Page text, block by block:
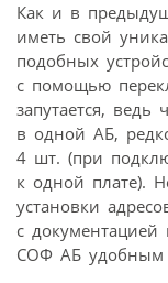
Как и в
иметь свой
подобных
с помощью
запутается,
в одной АБ,
4 шт. (при
к одной плате).
установки
с документацией
СОФ АБ удобным